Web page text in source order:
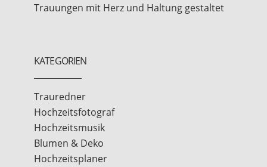
Trauungen mit Herz und Haltung gestaltet
KATEGORIEN
Trauredner
Hochzeitsfotograf
Hochzeitsmusik
Blumen & Deko
Hochzeitsplaner